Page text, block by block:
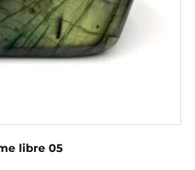
libre 05